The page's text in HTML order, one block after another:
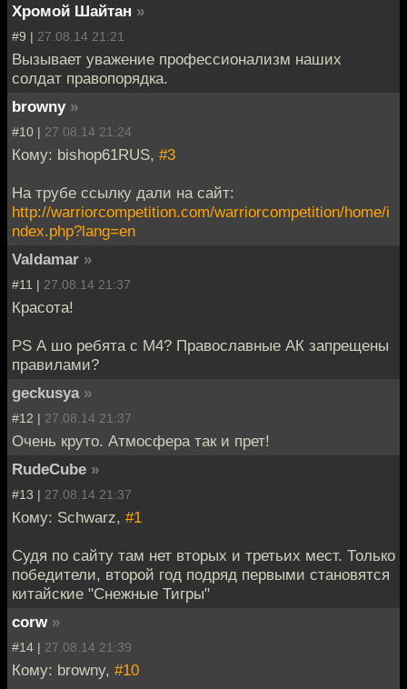
Хромой Шайтан »
#9 | 27.08.14 21:21
Вызывает уважение профессионализм наших
солдат правопорядка.
browny »
#10 | 27.08.14 21:24
Кому: bishop61RUS, #3
На трубе ссылку дали на сайт:
http://warriorcompetition.com/warriorcompetition/home/i
ndex.php?lang=en
Valdamar »
#11 | 27.08.14 21:37
Красота!
PS А шо ребята с M4? Православные АК запрещены
правилами?
geckusya »
#12 | 27.08.14 21:37
Очень круто. Атмосфера так и прет!
RudeCube »
#13 | 27.08.14 21:37
Кому: Schwarz, #1
Судя по сайту там нет вторых и третьих мест. Только
победители, второй год подряд первыми становятся
китайские "Снежные Тигры"
corw »
#14 | 27.08.14 21:39
Кому: browny, #10